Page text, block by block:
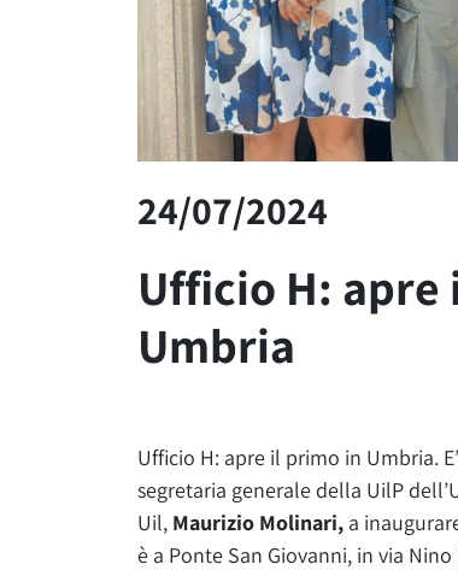
24/07/2024
Ufficio H:
Umbria
Ufficio H: apre il primo in Umbria.
segretaria generale della UilP
Uil, Maurizio Molinari, a
è a Ponte San Giovanni, in via